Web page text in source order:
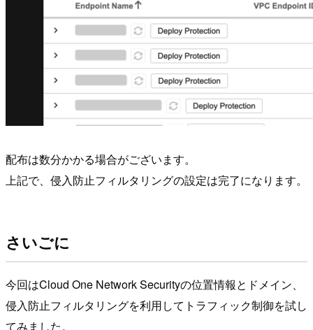
配布は数分かかる場合がございます。
上記で、侵入防止フィルタリングの設定は完了になります。
さいごに
今回はCloud One Network Securityの位置情報とドメイン、
侵入防止フィルタリングを利用してトラフィック制御を試し
てみました。